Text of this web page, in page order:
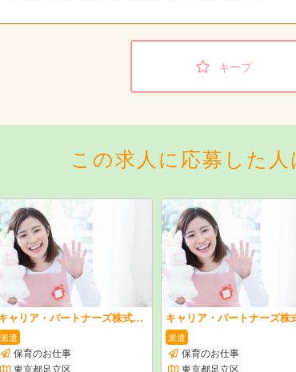
キープ
この求人に応募した
キャリア・パートナーズ株式会社
派遣
保育のお仕事
東京都足立区
派遣
保育のお仕事
東京都足立区